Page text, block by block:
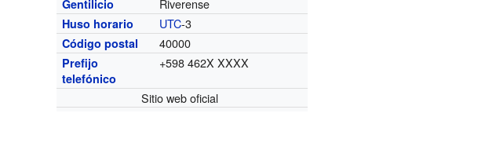
Gentilicio Riverense
Huso horario UTC-3
Código postal 40000
Prefijo
telefónico
+598 462X XXXX
Sitio web oficial